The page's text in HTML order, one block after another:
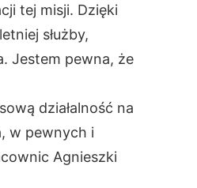
tej misji. Dzięki
służby,
Jestem pewna, że
działalność na
w pewnych i
Agnieszki